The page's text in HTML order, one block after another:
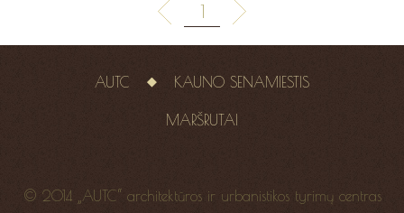
1
AUTC KAUNO SENAMIESTIS
MARŠRUTAI
© 2014 „AUTC“ architektūros ir urbanistikos tyrimų centras